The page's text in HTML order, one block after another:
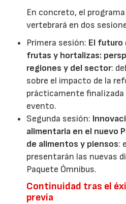
En concreto, el
vertebrará en dos
Primera sesión: El futuro
frutas y hortalizas:
regiones y del sector:
sobre el impacto de la
prácticamente finalizada
evento.
Segunda sesión:
alimentaria en el nuevo
de alimentos y piensos:
presentarán las nuevas
Paquete Ómnibus.
Continuidad tras el
previa